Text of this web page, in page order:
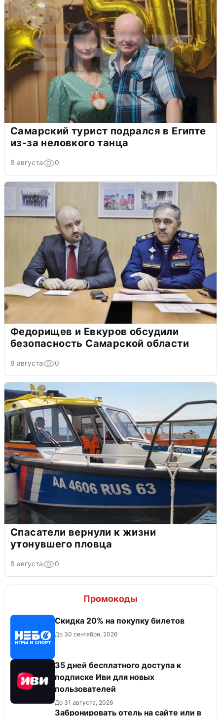
Самарский турист подрался в Египте
из-за неловкого танца
8 августа 0
Федорищев и Евкуров обсудили
безопасность Самарской области
8 августа 0
Спасатели вернули к жизни
утонувшего пловца
8 августа 0
Промокоды
Скидка 20% на покупку билетов
До 30 сентября, 2026
35 дней бесплатного доступа к
подписке Иви для новых
пользователей
До 31 августа, 2026
Забронировать отель на сайте или в